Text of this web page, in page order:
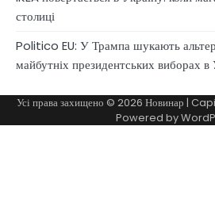
столиці
Politico EU: У Трампа шукають
майбутніх президентських виборах в
Усі права захищено © 2026 Новинар |
Powered by